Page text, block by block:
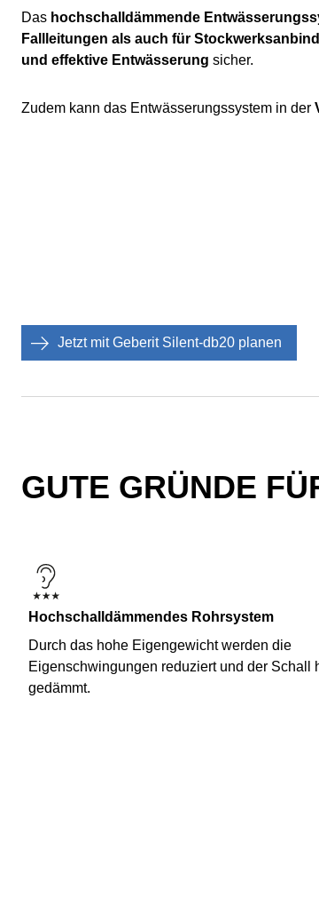
Das hochschalldämmende
Fallleitungen als auch für
und effektive Entwässerung sicher.
Zudem kann das Entwässerungssystem in der
Jetzt mit Geberit Silent-db20 planen
GUTE GRÜNDE
Hochschalldämmendes Rohrsystem
Durch das hohe Eigengewicht werden die
Eigenschwingungen reduziert und der Schall
gedämmt.